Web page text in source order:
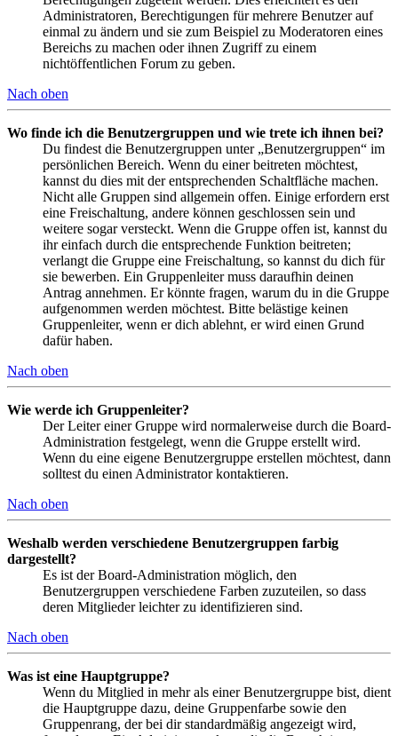
Administratoren, Berechtigungen für mehrere Benutzer auf
einmal zu ändern und sie zum Beispiel zu Moderatoren eines
Bereichs zu machen oder ihnen Zugriff zu einem
nichtöffentlichen Forum zu geben.
Nach oben
Wo finde ich die Benutzergruppen und wie trete ich ihnen bei?
Du findest die Benutzergruppen unter „Benutzergruppen“ im
persönlichen Bereich. Wenn du einer beitreten möchtest,
kannst du dies mit der entsprechenden Schaltfläche machen.
Nicht alle Gruppen sind allgemein offen. Einige erfordern erst
eine Freischaltung, andere können geschlossen sein und
weitere sogar versteckt. Wenn die Gruppe offen ist, kannst du
ihr einfach durch die entsprechende Funktion beitreten;
verlangt die Gruppe eine Freischaltung, so kannst du dich für
sie bewerben. Ein Gruppenleiter muss daraufhin deinen
Antrag annehmen. Er könnte fragen, warum du in die Gruppe
aufgenommen werden möchtest. Bitte belästige keinen
Gruppenleiter, wenn er dich ablehnt, er wird einen Grund
dafür haben.
Nach oben
Wie werde ich Gruppenleiter?
Der Leiter einer Gruppe wird normalerweise durch die Board-
Administration festgelegt, wenn die Gruppe erstellt wird.
Wenn du eine eigene Benutzergruppe erstellen möchtest, dann
solltest du einen Administrator kontaktieren.
Nach oben
Weshalb werden verschiedene Benutzergruppen farbig
dargestellt?
Es ist der Board-Administration möglich, den
Benutzergruppen verschiedene Farben zuzuteilen, so dass
deren Mitglieder leichter zu identifizieren sind.
Nach oben
Was ist eine Hauptgruppe?
Wenn du Mitglied in mehr als einer Benutzergruppe bist, dient
die Hauptgruppe dazu, deine Gruppenfarbe sowie den
Gruppenrang, der bei dir standardmäßig angezeigt wird,